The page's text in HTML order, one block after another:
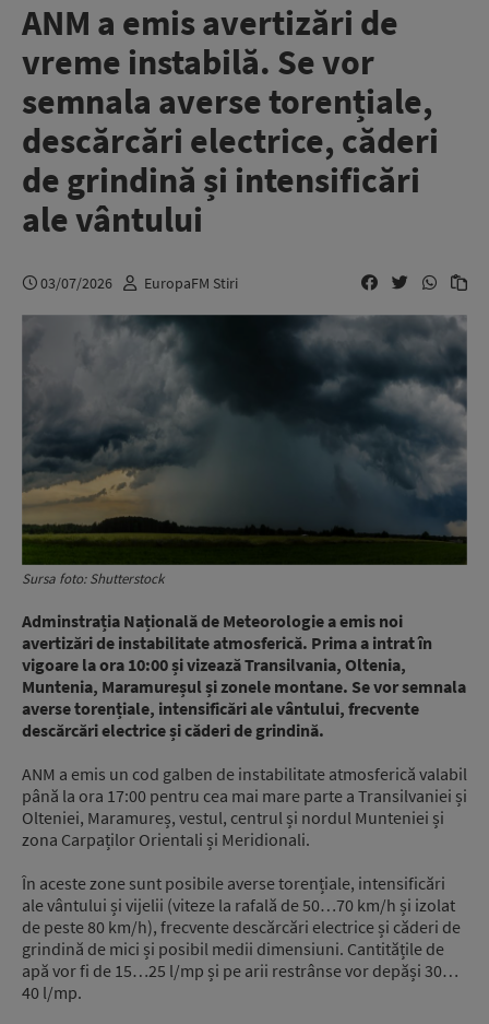
ANM a emis avertizări de
vreme instabilă. Se vor
semnala averse torențiale,
descărcări electrice, căderi
de grindină și intensificări
ale vântului
03/07/2026 EuropaFM Stiri
Sursa foto: Shutterstock
Adminstrația Națională de Meteorologie a emis noi
avertizări de instabilitate atmosferică. Prima a intrat în
vigoare la ora 10:00 și vizează Transilvania, Oltenia,
Muntenia, Maramureșul și zonele montane. Se vor semnala
averse torențiale, intensificări ale vântului, frecvente
descărcări electrice și căderi de grindină.
ANM a emis un cod galben de instabilitate atmosferică valabil
până la ora 17:00 pentru cea mai mare parte a Transilvaniei și
Olteniei, Maramureș, vestul, centrul și nordul Munteniei și
zona Carpaților Orientali și Meridionali.
În aceste zone sunt posibile averse torențiale, intensificări
ale vântului și vijelii (viteze la rafală de 50…70 km/h și izolat
de peste 80 km/h), frecvente descărcări electrice și căderi de
grindină de mici și posibil medii dimensiuni. Cantitățile de
apă vor fi de 15…25 l/mp și pe arii restrânse vor depăși 30…
40 l/mp.